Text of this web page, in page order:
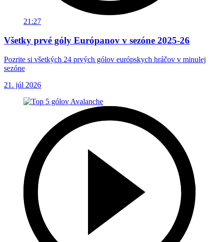
21:27
Všetky prvé góly Európanov v sezóne 2025-26
Pozrite si všetkých 24 prvých gólov európskych hráčov v minulej
sezóne
21. júl 2026